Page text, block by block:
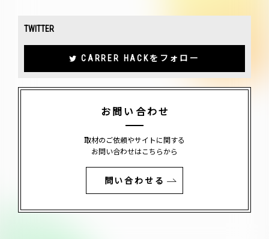
TWITTER
CARRER HACKをフォロー
お問い合わせ
取材のご依頼やサイトに関する
お問い合わせはこちらから
問い合わせる